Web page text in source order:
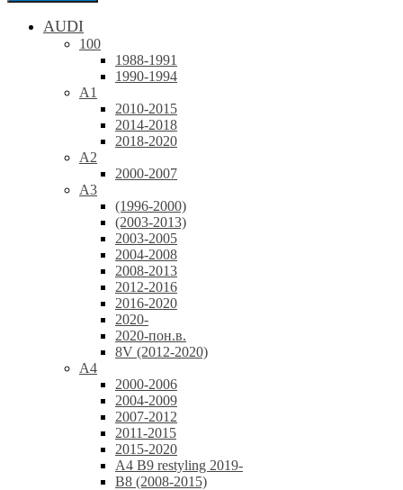
AUDI
100
1988-1991
1990-1994
A1
2010-2015
2014-2018
2018-2020
A2
2000-2007
A3
(1996-2000)
(2003-2013)
2003-2005
2004-2008
2008-2013
2012-2016
2016-2020
2020-
2020-пон.в.
8V (2012-2020)
A4
2000-2006
2004-2009
2007-2012
2011-2015
2015-2020
A4 B9 restyling 2019-
B8 (2008-2015)